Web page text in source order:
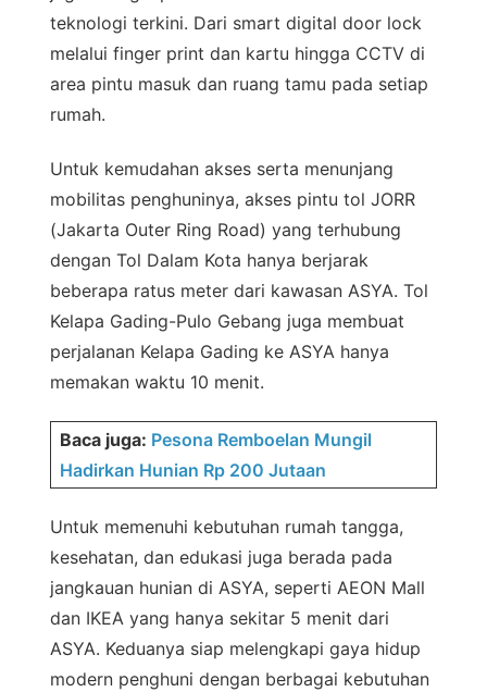
teknologi terkini. Dari smart digital door lock
melalui finger print dan kartu hingga CCTV di
area pintu masuk dan ruang tamu pada setiap
rumah.
Untuk kemudahan akses serta menunjang
mobilitas penghuninya, akses pintu tol JORR
(Jakarta Outer Ring Road) yang terhubung
dengan Tol Dalam Kota hanya berjarak
beberapa ratus meter dari kawasan ASYA. Tol
Kelapa Gading-Pulo Gebang juga membuat
perjalanan Kelapa Gading ke ASYA hanya
memakan waktu 10 menit.
Baca juga: Pesona Remboelan Mungil
Hadirkan Hunian Rp 200 Jutaan
Untuk memenuhi kebutuhan rumah tangga,
kesehatan, dan edukasi juga berada pada
jangkauan hunian di ASYA, seperti AEON Mall
dan IKEA yang hanya sekitar 5 menit dari
ASYA. Keduanya siap melengkapi gaya hidup
modern penghuni dengan berbagai kebutuhan